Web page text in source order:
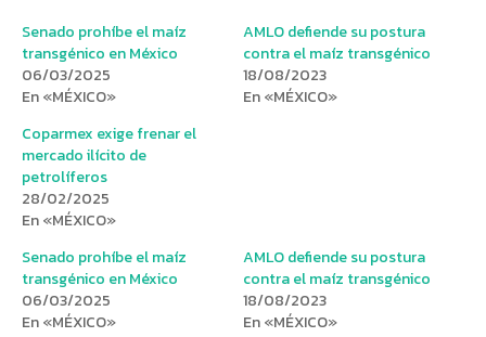
Senado prohíbe el maíz
transgénico en México
06/03/2025
En «MÉXICO»
AMLO defiende su postura
contra el maíz transgénico
18/08/2023
En «MÉXICO»
Coparmex exige frenar el
mercado ilícito de
petrolíferos
28/02/2025
En «MÉXICO»
Senado prohíbe el maíz
transgénico en México
06/03/2025
En «MÉXICO»
AMLO defiende su postura
contra el maíz transgénico
18/08/2023
En «MÉXICO»